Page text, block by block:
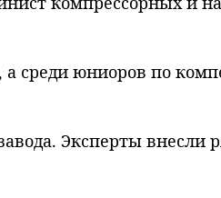
среди юниоров по
Эксперты внесли